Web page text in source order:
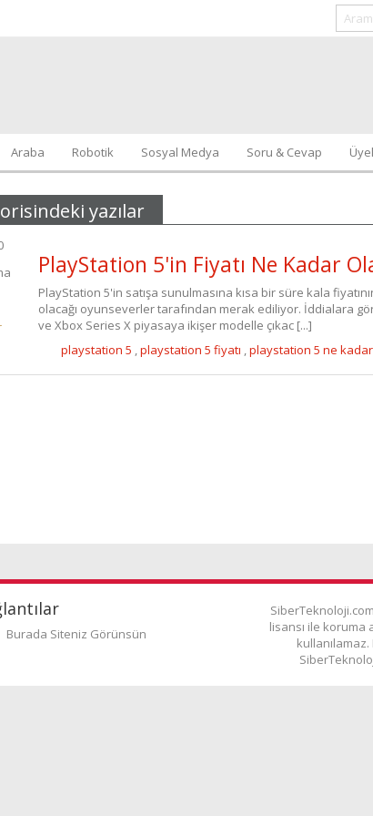
Araba Robotik Sosyal Medya Soru & Cevap
yazılar
PlayStation 5'in Fiyatı Ne Kadar
PlayStation 5'in satışa sunulmasına kısa bir süre kala
olacağı oyunseverler tarafından merak ediliyor. İddialara
ve Xbox Series X piyasaya ikişer modelle çıkac [...]
playstation 5 ,playstation 5 fiyatı ,playstation 5 ne kadar
Burada Siteniz Görünsün
lisansı ile koruma